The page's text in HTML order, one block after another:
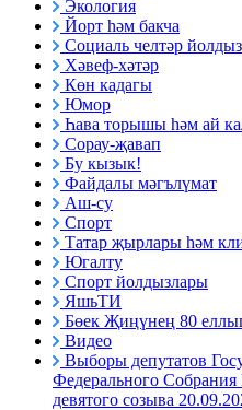
Экология
Йорт һәм бакча
Социаль челтәр
Хәвеф-хәтәр
Көн кадагы
Юмор
Һава торышы һәм ай
Сорау-җавап
Бу кызык!
Файдалы мәгълүмат
Аш-су
Спорт
Татар җырлары һәм
Югалту
Спорт йолдызлары
ЯшьТИ
Бөек Җиңүнең 80
Видео
Выборы депутатов
Федерального
девятого созыва